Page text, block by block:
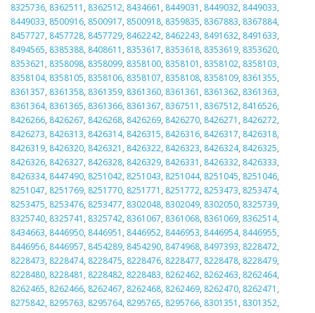
8325736, 8362511 , 8362512, 8434661 , 8449031 , 8449032, 8449033,
8449033, 8500916, 8500917, 8500918, 8359835, 8367883, 8367884,
8457727, 8457728, 8457729, 8462242, 8462243, 8491632, 8491633,
8494565, 8385388, 8408611 , 8353617, 8353618, 8353619, 8353620,
8353621 , 8358098, 8358099, 8358100, 8358101 , 8358102, 8358103,
8358104, 8358105, 8358106, 8358107, 8358108, 8358109, 8361355,
8361357, 8361358, 8361359, 8361360, 8361361 , 8361362, 8361363,
8361364, 8361365, 8361366, 8361367, 8367511 , 8367512, 8416526,
8426266, 8426267, 8426268, 8426269, 8426270, 8426271 , 8426272,
8426273, 8426313, 8426314, 8426315, 8426316, 8426317, 8426318,
8426319, 8426320, 8426321 , 8426322, 8426323, 8426324, 8426325,
8426326, 8426327, 8426328, 8426329, 8426331 , 8426332, 8426333,
8426334, 8447490, 8251042, 8251043, 8251044, 8251045, 8251046,
8251047, 8251769, 8251770, 8251771 , 8251772, 8253473, 8253474,
8253475, 8253476, 8253477, 8302048, 8302049, 8302050, 8325739,
8325740, 8325741 , 8325742, 8361067, 8361068, 8361069, 8362514,
8434663, 8446950, 8446951 , 8446952, 8446953, 8446954, 8446955,
8446956, 8446957, 8454289, 8454290, 8474968, 8497393, 8228472,
8228473, 8228474, 8228475, 8228476, 8228477, 8228478, 8228479,
8228480, 8228481 , 8228482, 8228483, 8262462, 8262463, 8262464,
8262465, 8262466, 8262467, 8262468, 8262469, 8262470, 8262471 ,
8275842, 8295763, 8295764, 8295765, 8295766, 8301351 , 8301352,